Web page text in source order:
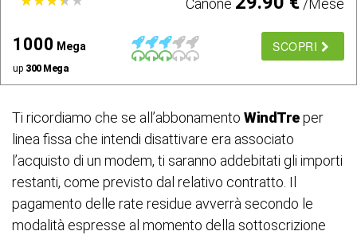
Canone /Mese
1000 Mega
up 300 Mega
SCOPRI
Ti ricordiamo che se all’abbonamento WindTreper
linea fissa che intendi disattivare era associato
l’acquisto di un modem, ti saranno addebitati gli importi
restanti, come previsto dal relativo contratto. Il
pagamento delle rate residue avverrà secondo le
modalità espresse al momento della sottoscrizione